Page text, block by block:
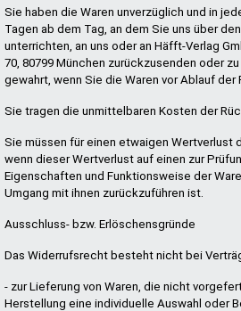
Sie haben die Waren unverzüglich und in
Tagen ab dem Tag, an dem Sie uns über
unterrichten, an uns oder an Häfft-Verlag
70, 80799 München zurückzusenden oder
gewahrt, wenn Sie die Waren vor Ablauf der
Sie tragen die unmittelbaren Kosten der
Sie müssen für einen etwaigen Wertverlust
wenn dieser Wertverlust auf einen zur
Eigenschaften und Funktionsweise der
Umgang mit ihnen zurückzuführen ist.
Ausschluss- bzw. Erlöschensgründe
Das Widerrufsrecht besteht nicht bei
- zur Lieferung von Waren, die nicht
Herstellung eine individuelle Auswahl oder